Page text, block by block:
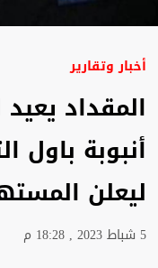
أخبار وتقارير
المقداد
أنبوبة باول
ليعلن
5 شباط 2023 , 18:28 م